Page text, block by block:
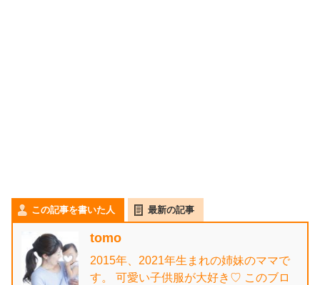
この記事を書いた人 最新の記事
tomo
2015年、2021年生まれの姉妹のママで
す。 可愛い子供服が大好き♡ このブロ